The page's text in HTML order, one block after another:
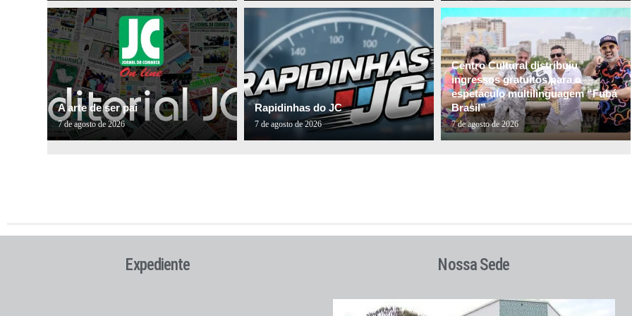
A arte de ser pai
7 de agosto de 2026
Rapidinhas do JC
7 de agosto de 2026
Centro Cultural distribuiu
ingressos gratuitos para o
espetáculo multilinguagem “Fubá
Brasil”
7 de agosto de 2026
Expediente Nossa Sede